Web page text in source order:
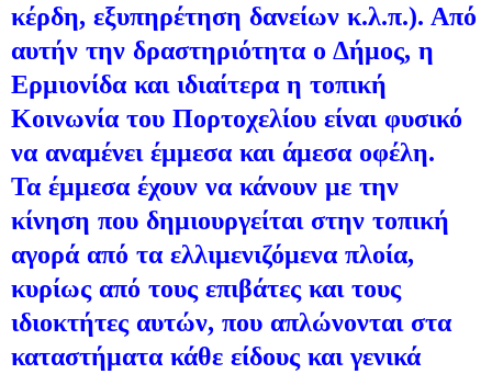
κέρδη, εξυπηρέτηση δανείων κ.λ.π.). Από
αυτήν την δραστηριότητα ο Δήμος, η
Ερμιονίδα και ιδιαίτερα η τοπική
Κοινωνία του Πορτοχελίου είναι φυσικό
να αναμένει έμμεσα και άμεσα οφέλη.
Τα έμμεσα έχουν να κάνουν με την
κίνηση που δημιουργείται στην τοπική
αγορά από τα ελλιμενιζόμενα πλοία,
κυρίως από τους επιβάτες και τους
ιδιοκτήτες αυτών, που απλώνονται στα
καταστήματα κάθε είδους και γενικά